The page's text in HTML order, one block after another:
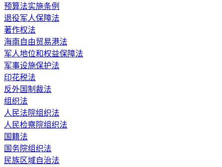
预算法实施条例
退役军人保障法
著作权法
海南自由贸易港法
军人地位和权益保障法
军事设施保护法
印花税法
反外国制裁法
组织法
人民法院组织法
人民检察院组织法
国籍法
国务院组织法
民族区域自治法